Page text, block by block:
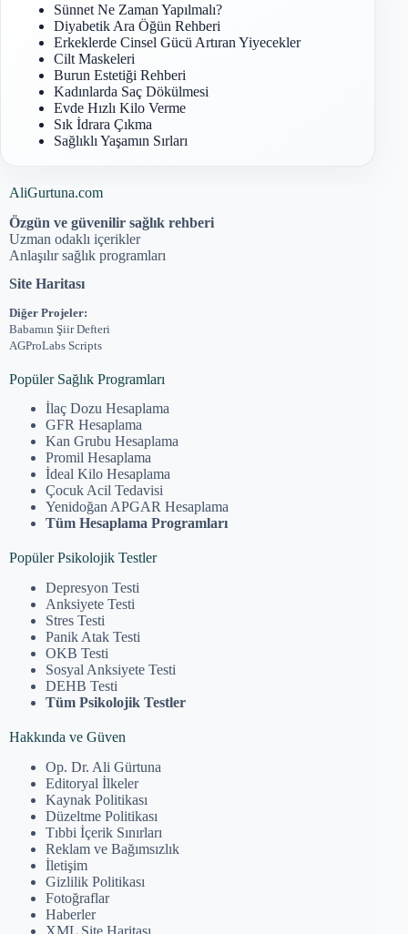
Sünnet Ne Zaman Yapılmalı?
Diyabetik Ara Öğün Rehberi
Erkeklerde Cinsel Gücü Artıran Yiyecekler
Cilt Maskeleri
Burun Estetiği Rehberi
Kadınlarda Saç Dökülmesi
Evde Hızlı Kilo Verme
Sık İdrara Çıkma
Sağlıklı Yaşamın Sırları
AliGurtuna.com
Özgün ve güvenilir sağlık rehberi
Uzman odaklı içerikler
Anlaşılır sağlık programları
Site Haritası
Diğer Projeler:
Babamın Şiir Defteri
AGProLabs Scripts
Popüler Sağlık Programları
İlaç Dozu Hesaplama
GFR Hesaplama
Kan Grubu Hesaplama
Promil Hesaplama
İdeal Kilo Hesaplama
Çocuk Acil Tedavisi
Yenidoğan APGAR Hesaplama
Tüm Hesaplama Programları
Popüler Psikolojik Testler
Depresyon Testi
Anksiyete Testi
Stres Testi
Panik Atak Testi
OKB Testi
Sosyal Anksiyete Testi
DEHB Testi
Tüm Psikolojik Testler
Hakkında ve Güven
Op. Dr. Ali Gürtuna
Editoryal İlkeler
Kaynak Politikası
Düzeltme Politikası
Tıbbi İçerik Sınırları
Reklam ve Bağımsızlık
İletişim
Gizlilik Politikası
Fotoğraflar
Haberler
XML Site Haritası